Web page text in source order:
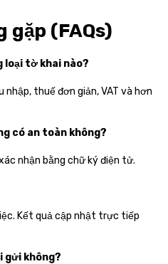
gặp (FAQs)
loại tờ khai nào?
thuế đơn giản, VAT và hơn
có an toàn không?
nhận bằng chữ ký điện tử.
Kết quả cập nhật trực tiếp
gửi không?